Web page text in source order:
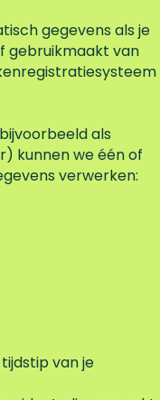
gegevens als je
gebruikmaakt van
als
kunnen we één of
verwerken:
van je